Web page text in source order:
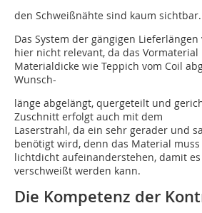
den Schweißnähte sind kaum sichtbar.
Das System der gängigen
hier nicht relevant, da das Vormaterial
Materialdicke wie Teppich vom Coil
Wunsch-
länge abgelängt, quergeteilt und
Zuschnitt erfolgt auch mit dem
Laserstrahl, da ein sehr gerader und
benötigt wird, denn das Material
lichtdicht aufeinanderstehen, damit
verschweißt werden kann.
Die Kompetenz der